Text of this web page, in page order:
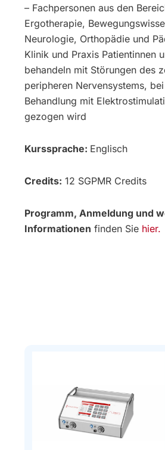
– Fachpersonen aus den
Ergotherapie,
Neurologie, Orthopädie und
Klinik und Praxis Patientinnen
behandeln mit Störungen des
peripheren Nervensystems,
Behandlung mit
gezogen wird
Kurssprache: Englisch
Credits: 12 SGPMR Credits
Programm, Anmeldung und
Informationen finden Sie hier.